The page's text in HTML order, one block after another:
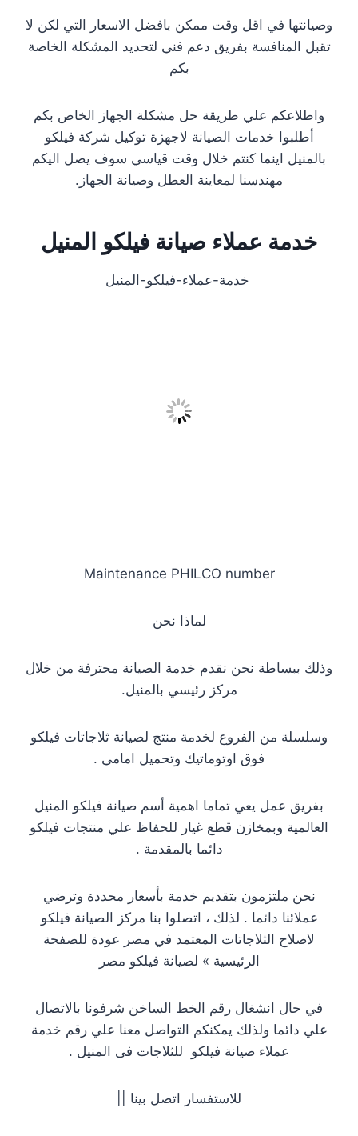
وصيانتها في اقل وقت ممكن بافضل الاسعار التي لكن لا
تقبل المنافسة بفريق دعم فني لتحديد المشكلة الخاصة
بكم
واطلاعكم علي طريقة حل مشكلة الجهاز الخاص بكم
أطلبوا خدمات الصيانة لاجهزة توكيل شركة فيلكو
بالمنيل اينما كنتم خلال وقت قياسي سوف يصل اليكم
مهندسنا لمعاينة العطل وصيانة الجهاز.
خدمة عملاء صيانة فيلكو المنيل
خدمة-عملاء-فيلكو-المنيل
Maintenance PHILCO number
لماذا نحن
وذلك ببساطة نحن نقدم خدمة الصيانة محترفة من خلال
مركز رئيسي بالمنيل.
وسلسلة من الفروع لخدمة منتج لصيانة ثلاجاتات فيلكو
فوق اوتوماتيك وتحميل امامي .
بفريق عمل يعي تماما اهمية أسم صيانة فيلكو المنيل
العالمية وبمخازن قطع غيار للحفاظ علي منتجات فيلكو
دائما بالمقدمة .
نحن ملتزمون بتقديم خدمة بأسعار محددة وترضي
عملائنا دائما . لذلك ، اتصلوا بنا مركز الصيانة فيلكو
لاصلاح الثلاجاتات المعتمد في مصر عودة للصفحة
الرئيسية » لصيانة فيلكو مصر
في حال انشغال رقم الخط الساخن شرفونا بالاتصال
علي دائما ولذلك يمكنكم التواصل معنا علي رقم خدمة
عملاء صيانة فيلكو للثلاجات فى المنيل .
للاستفسار اتصل بينا ||